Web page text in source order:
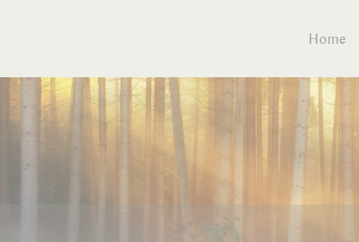
Home